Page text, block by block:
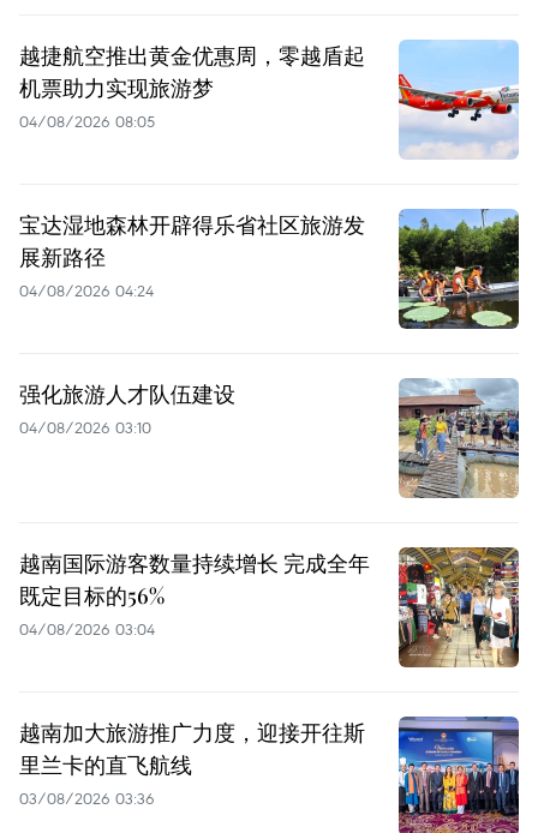
越捷航空推出黄金优惠周，零越盾起
机票助力实现旅游梦
04/08/2026 08:05
宝达湿地森林开辟得乐省社区旅游发
展新路径
04/08/2026 04:24
强化旅游人才队伍建设
04/08/2026 03:10
越南国际游客数量持续增长 完成全年
既定目标的56%
04/08/2026 03:04
越南加大旅游推广力度，迎接开往斯
里兰卡的直飞航线
03/08/2026 03:36